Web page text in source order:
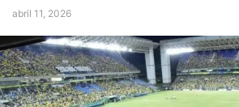
abril 11, 2026